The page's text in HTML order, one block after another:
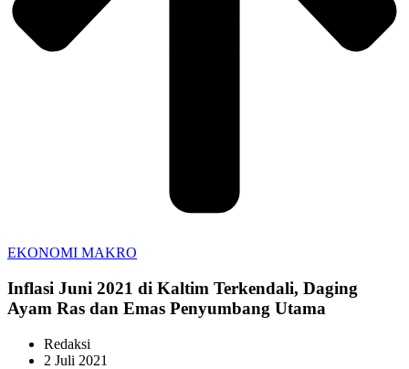
EKONOMI MAKRO
Inflasi Juni 2021 di Kaltim Terkendali, Daging
Ayam Ras dan Emas Penyumbang Utama
Redaksi
2 Juli 2021